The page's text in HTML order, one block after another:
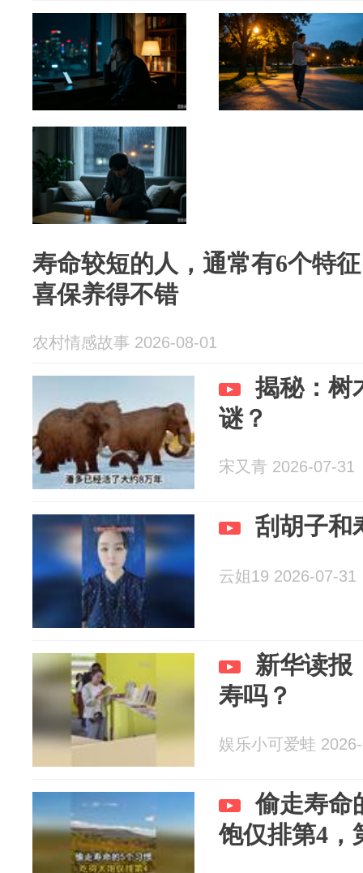
寿命较短的人，通常有6个特
喜保养得不错
农村情感故事 2026-08-01
揭秘：树
谜？
宋又青 2026-07-31
刮胡子和
云姐19 2026-07-31
新华读报
寿吗？
娱乐小可爱蛙
偷走寿命
饱仅排第4，